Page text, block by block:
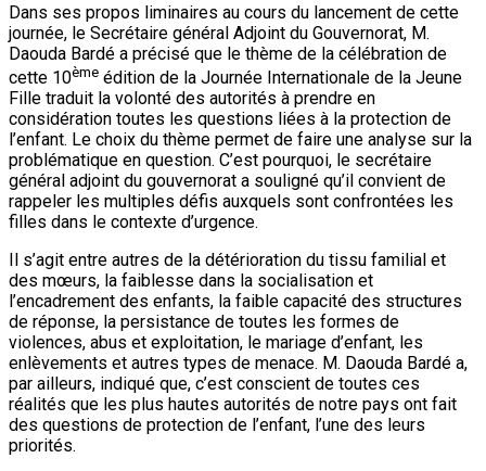
Dans ses propos liminaires au cours du lancement de cette
journée, le Secrétaire général Adjoint du Gouvernorat, M.
Daouda Bardé a précisé que le thème de la célébration de
cette 10ème édition de la Journée Internationale de la Jeune
Fille traduit la volonté des autorités à prendre en
considération toutes les questions liées à la protection de
l’enfant. Le choix du thème permet de faire une analyse sur la
problématique en question. C’est pourquoi, le secrétaire
général adjoint du gouvernorat a souligné qu’il convient de
rappeler les multiples défis auxquels sont confrontées les
filles dans le contexte d’urgence.
Il s’agit entre autres de la détérioration du tissu familial et
des mœurs, la faiblesse dans la socialisation et
l’encadrement des enfants, la faible capacité des structures
de réponse, la persistance de toutes les formes de
violences, abus et exploitation, le mariage d’enfant, les
enlèvements et autres types de menace. M. Daouda Bardé a,
par ailleurs, indiqué que, c’est conscient de toutes ces
réalités que les plus hautes autorités de notre pays ont fait
des questions de protection de l’enfant, l’une des leurs
priorités.